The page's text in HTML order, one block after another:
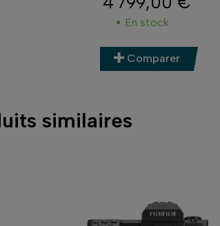
Prix
En stock
Comparer
similaires